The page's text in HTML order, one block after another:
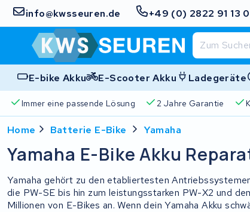
info@kwsseuren.de +49 (0) 2822 91 13
E-bike Akku E-Scooter Akku Ladegeräte
Immer eine passende Lösung 2 Jahre Garantie
Home Batterie E-Bike Yamaha
Yamaha E-Bike Akku
Yamaha gehört zu den etabliertesten
die PW-SE bis hin zum leistungsstarken PW-X2 und
Millionen von E-Bikes an. Wenn dein Yamaha Akku